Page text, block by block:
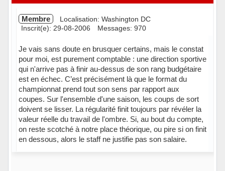
Membre
Localisation: Washington DC
Inscrit(e): 29-08-2006
Messages: 970
Je vais sans doute en brusquer certains, mais le constat
pour moi, est purement comptable : une direction sportive
qui n'arrive pas à finir au-dessus de son rang budgétaire
est en échec. C’est précisément là que le format du
championnat prend tout son sens par rapport aux
coupes. Sur l'ensemble d'une saison, les coups de sort
doivent se lisser. La régularité finit toujours par révéler la
valeur réelle du travail de l'ombre. Si, au bout du compte,
on reste scotché à notre place théorique, ou pire si on finit
en dessous, alors le staff ne justifie pas son salaire.